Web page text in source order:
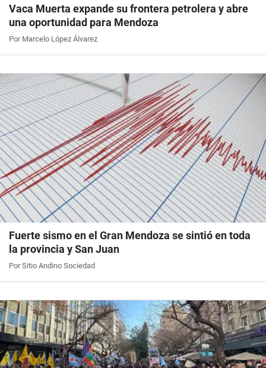
Vaca Muerta expande su frontera petrolera y abre
una oportunidad para Mendoza
Por Marcelo López Álvarez
Fuerte sismo en el Gran Mendoza se sintió en toda
la provincia y San Juan
Por Sitio Andino Sociedad